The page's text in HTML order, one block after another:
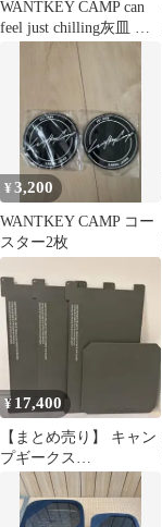
WANTKEY CAMP can
feel just chilling灰皿 新
¥3,200
WANTKEY CAMP コー
スター2枚
¥ 17,400
【まとめ売り】 キャン
プギークス
CAMPGEEKS フィール
ドラック用 天板